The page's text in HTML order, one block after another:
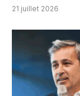
21 juillet 2026